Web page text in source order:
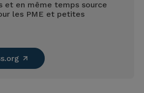
et en même temps source
les PME et petites